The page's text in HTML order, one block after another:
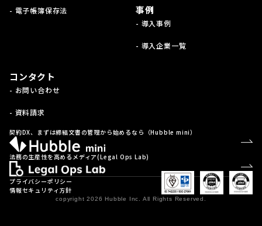
- 電子帳簿保存法 事例
- 導入事例
- 導入企業一覧
コンタクト
- お問い合わせ
- 資料請求
契約DX、まずは締結文書の管理から始めるなら（Hubble mini）
法務の生産性を高めるメディア(Legal Ops Lab)
copyright 2026 Hubble Inc. All Rights Reserved.
プライバシーポリシー
情報セキュリティ方針